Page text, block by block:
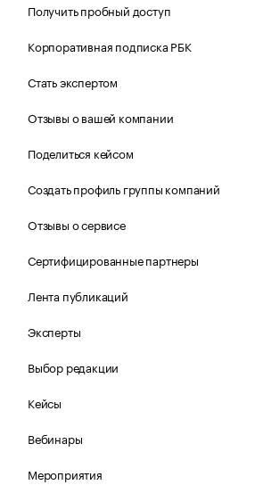
Получить пробный доступ
Корпоративная подписка РБК
Стать экспертом
Отзывы о вашей компании
Поделиться кейсом
Создать профиль группы компаний
Отзывы о сервисе
Сертифицированные партнеры
Лента публикаций
Эксперты
Выбор редакции
Кейсы
Вебинары
Мероприятия